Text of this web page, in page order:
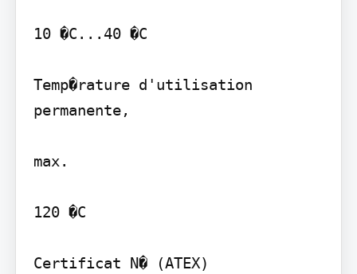
10 �C...40 �C
Temp�rature d'utilisation
permanente,
max.
120 �C